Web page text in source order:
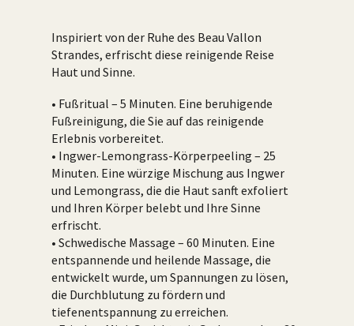
Inspiriert von der Ruhe des Beau Vallon
Strandes, erfrischt diese reinigende Reise
Haut und Sinne.
• Fußritual – 5 Minuten. Eine beruhigende
Fußreinigung, die Sie auf das reinigende
Erlebnis vorbereitet.
• Ingwer-Lemongrass-Körperpeeling – 25
Minuten. Eine würzige Mischung aus Ingwer
und Lemongrass, die die Haut sanft exfoliert
und Ihren Körper belebt und Ihre Sinne
erfrischt.
• Schwedische Massage – 60 Minuten. Eine
entspannende und heilende Massage, die
entwickelt wurde, um Spannungen zu lösen,
die Durchblutung zu fördern und
tiefenentspannung zu erreichen.